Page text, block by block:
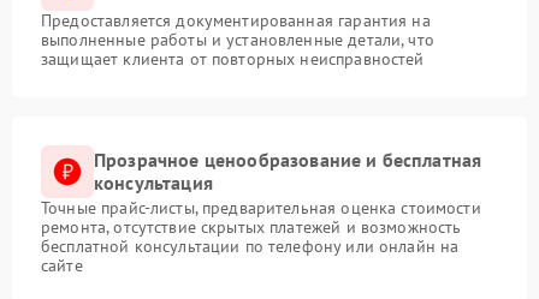
Предоставляется документированная гарантия на
выполненные работы и установленные детали, что
защищает клиента от повторных неисправностей
Прозрачное ценообразование и бесплатная
консультация
Точные прайс-листы, предварительная оценка стоимости
ремонта, отсутствие скрытых платежей и возможность
бесплатной консультации по телефону или онлайн на
сайте